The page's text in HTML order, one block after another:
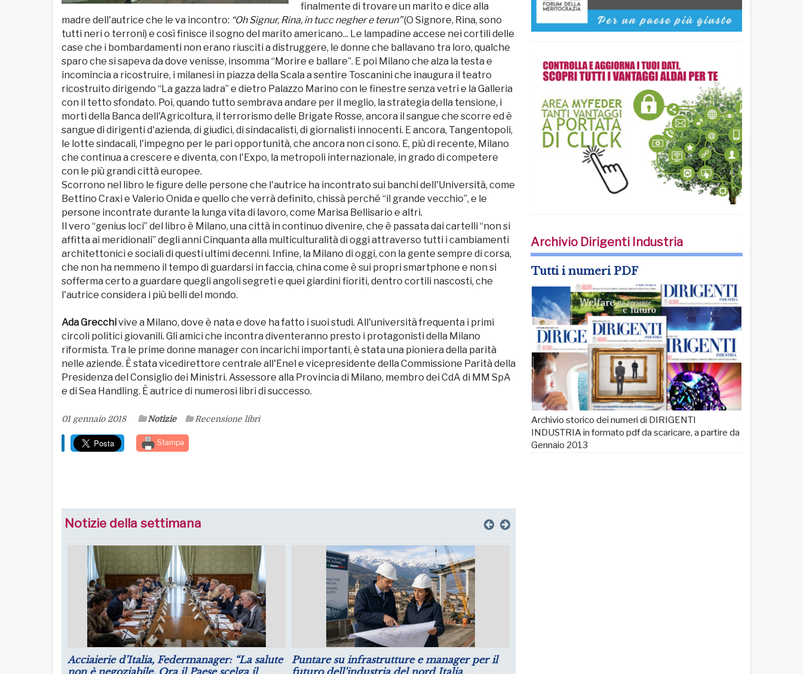
finalmente di trovare un marito e dice alla
madre dell'autrice che le va incontro: “Oh Signur, Rina, in tucc negher e terun”(O Signore, Rina, sono
tutti neri o terroni) e così finisce il sogno del marito americano... Le lampadine accese nei cortili delle
case che i bombardamenti non erano riusciti a distruggere, le donne che ballavano tra loro, qualche
sparo che si sapeva da dove venisse, insomma “Morire e ballare”. E poi Milano che alza la testa e
incomincia a ricostruire, i milanesi in piazza della Scala a sentire Toscanini che inaugura il teatro
ricostruito dirigendo “La gazza ladra” e dietro Palazzo Marino con le finestre senza vetri e la Galleria
con il tetto sfondato. Poi, quando tutto sembrava andare per il meglio, la strategia della tensione, i
morti della Banca dell'Agricoltura, il terrorismo delle Brigate Rosse, ancora il sangue che scorre ed è
sangue di dirigenti d'azienda, di giudici, di sindacalisti, di giornalisti innocenti. E ancora, Tangentopoli,
le lotte sindacali, l'impegno per le pari opportunità, che ancora non ci sono. E, più di recente, Milano
che continua a crescere e diventa, con l'Expo, la metropoli internazionale, in grado di competere
con le più grandi città europee.
Scorrono nel libro le figure delle persone che l'autrice ha incontrato sui banchi dell'Università, come
Bettino Craxi e Valerio Onida e quello che verrà definito, chissà perché “il grande vecchio”, e le
persone incontrate durante la lunga vita di lavoro, come Marisa Bellisario e altri.
Il vero “genius loci” del libro è Milano, una città in continuo divenire, che è passata dai cartelli “non si
affitta ai meridionali” degli anni Cinquanta alla multiculturalità di oggi attraverso tutti i cambiamenti
architettonici e sociali di questi ultimi decenni. Infine, la Milano di oggi, con la gente sempre di corsa,
che non ha nemmeno il tempo di guardarsi in faccia, china come è sui propri smartphone e non si
sofferma certo a guardare quegli angoli segreti e quei giardini fioriti, dentro cortili nascosti, che
l'autrice considera i più belli del mondo.
Ada Grecchivive a Milano, dove è nata e dove ha fatto i suoi studi. All'università frequenta i primi
circoli politici giovanili. Gli amici che incontra diventeranno presto i protagonisti della Milano
riformista. Tra le prime donne manager con incarichi importanti, è stata una pioniera della parità
nelle aziende. È stata vicedirettore centrale all'Enel e vicepresidente della Commissione Parità della
Presidenza del Consiglio dei Ministri. Assessore alla Provincia di Milano, membro dei CdA di MM SpA
e di Sea Handling. È autrice di numerosi libri di successo.
01 gennaio 2018 Notizie Recensione libri
Stampa
Notizie della settimana
d’Italia, Federmanager: “La salute
Ora il Paese scelga il
Puntare su infrastrutture e manager per il
futuro dell’industria del nord Italia
Luglio: migliorano le aspettative sulla
produzione
Archivio Dirigenti Industria
Tutti i numeri PDF
Archivio storico dei numeri di DIRIGENTI
INDUSTRIA in formato pdf da scaricare, a partire da
Gennaio 2013